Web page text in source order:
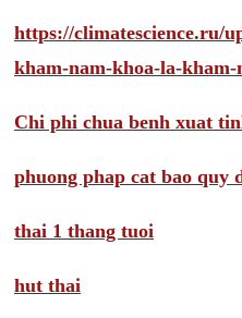
https://climatescience.ru/
kham-nam-khoa-la-
Chi phi chua benh xuat
phuong phap cat bao quy
thai 1 thang tuoi
hut thai